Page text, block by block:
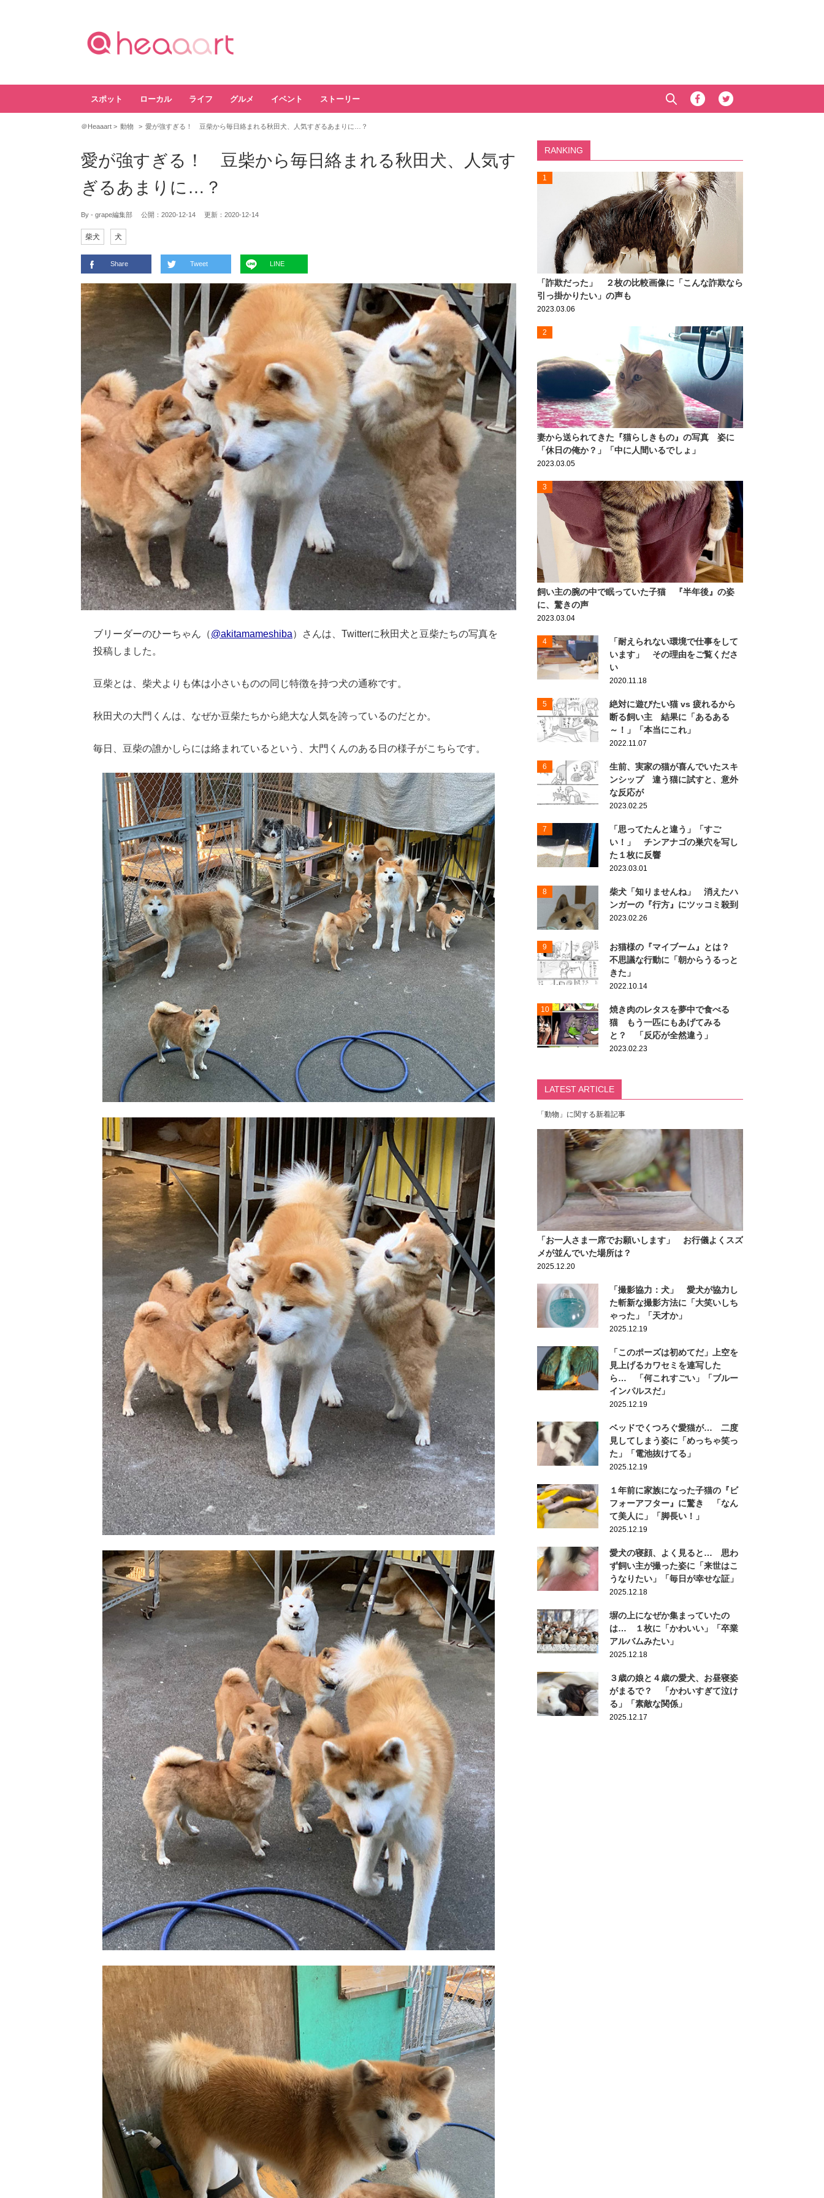
スポット ローカル ライフ グルメ イベント ストーリー
＠Heaaart 動物 愛が強すぎる！ 豆柴から毎日絡まれる秋田犬、人気すぎるあまりに…？
愛が強すぎる！ 豆柴から毎日絡まれる秋田犬、人気す
ぎるあまりに…？
By - grape編集部 公開： 2020-12-14 更新： 2020-12-14
柴犬 犬
Share Tweet LINE
ブリーダーのひーちゃん（@akitamameshiba）さんは、Twitterに秋田犬と豆柴たちの写真を
投稿しました。
豆柴とは、柴犬よりも体は小さいものの同じ特徴を持つ犬の通称です。
秋田犬の大門くんは、なぜか豆柴たちから絶大な人気を誇っているのだとか。
毎日、豆柴の誰かしらには絡まれているという、大門くんのある日の様子がこちらです。
RANKING
1
「詐欺だった」 ２枚の比較画像に「こんな詐欺なら
引っ掛かりたい」の声も
2023.03.06
2
妻から送られてきた『猫らしきもの』の写真 姿に
「休日の俺か？」「中に人間いるでしょ」
2023.03.05
3
飼い主の腕の中で眠っていた子猫 『半年後』の姿
に、驚きの声
2023.03.04
4
「耐えられない環境で仕事をして
います」 その理由をご覧くださ
い
2020.11.18
5
絶対に遊びたい猫 vs 疲れるから
断る飼い主 結果に「あるある
～！」「本当にこれ」
2022.11.07
6
生前、実家の猫が喜んでいたスキ
ンシップ 違う猫に試すと、意外
な反応が
2023.02.25
7
「思ってたんと違う」「すご
い！」 チンアナゴの巣穴を写し
た１枚に反響
2023.03.01
8
柴犬「知りませんね」 消えたハ
ンガーの『行方』にツッコミ殺到
2023.02.26
9
お猫様の『マイブーム』とは？
不思議な行動に「朝からうるっと
きた」
2022.10.14
10
焼き肉のレタスを夢中で食べる
猫 もう一匹にもあげてみる
と？ 「反応が全然違う」
2023.02.23
LATEST ARTICLE
「動物」に関する新着記事
「お一人さま一席でお願いします」 お行儀よくスズ
メが並んでいた場所は？
2025.12.20
「撮影協力：犬」 愛犬が協力し
た斬新な撮影方法に「大笑いしち
ゃった」「天才か」
2025.12.19
「このポーズは初めてだ」上空を
見上げるカワセミを連写した
ら… 「何これすごい」「ブルー
インパルスだ」
2025.12.19
ベッドでくつろぐ愛猫が… 二度
見してしまう姿に「めっちゃ笑っ
た」「電池抜けてる」
2025.12.19
１年前に家族になった子猫の『ビ
フォーアフター』に驚き 「なん
て美人に」「脚長い！」
2025.12.19
愛犬の寝顔、よく見ると… 思わ
ず飼い主が撮った姿に「来世はこ
うなりたい」「毎日が幸せな証」
2025.12.18
塀の上になぜか集まっていたの
は… １枚に「かわいい」「卒業
アルバムみたい」
2025.12.18
３歳の娘と４歳の愛犬、お昼寝姿
がまるで？ 「かわいすぎて泣け
る」「素敵な関係」
2025.12.17